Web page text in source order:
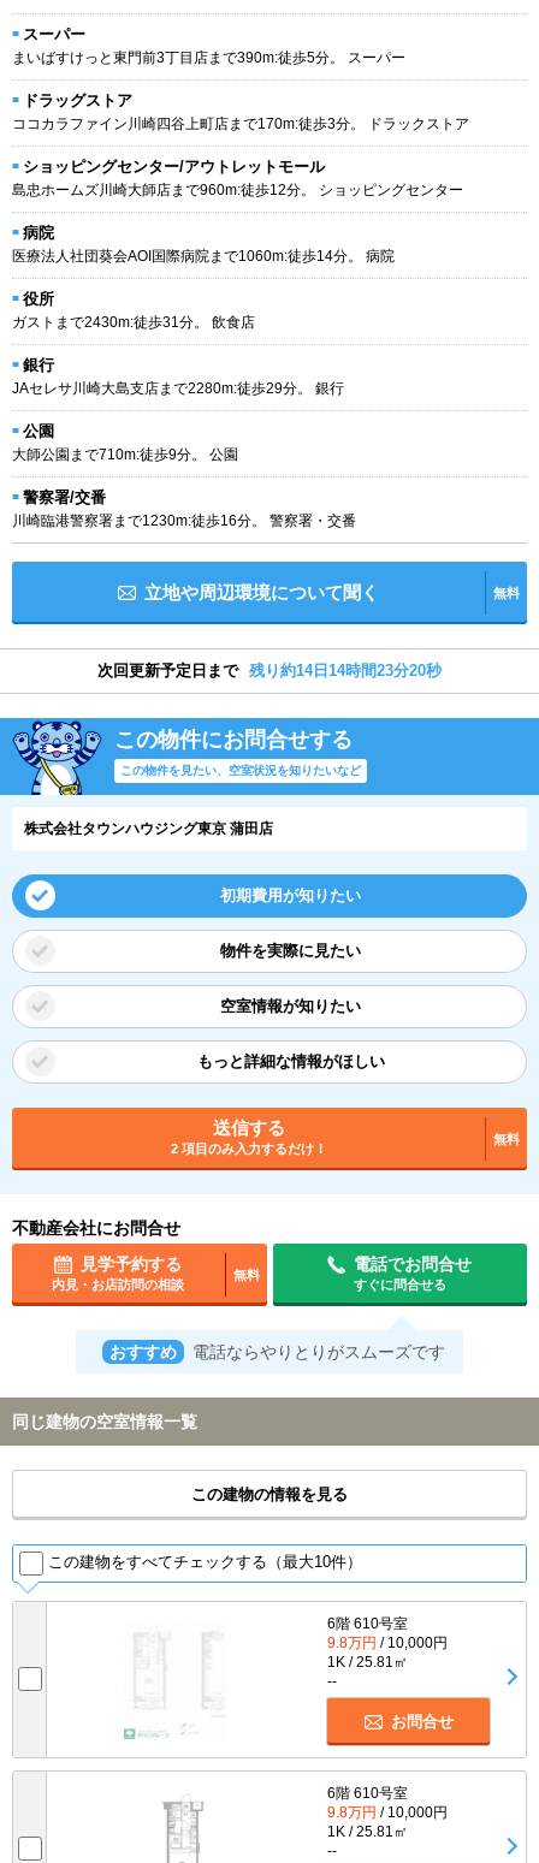
スーパー
まいばすけっと東門前3丁目店まで390m:徒歩5分。 スーパー
ドラッグストア
ココカラファイン川崎四谷上町店まで170m:徒歩3分。 ドラックストア
ショッピングセンター/アウトレットモール
島忠ホームズ川崎大師店まで960m:徒歩12分。 ショッピングセンター
病院
医療法人社団葵会AOI国際病院まで1060m:徒歩14分。 病院
役所
ガストまで2430m:徒歩31分。 飲食店
銀行
JAセレサ川崎大島支店まで2280m:徒歩29分。 銀行
公園
大師公園まで710m:徒歩9分。 公園
警察署/交番
川崎臨港警察署まで1230m:徒歩16分。 警察署・交番
立地や周辺環境について聞く 無料
次回更新予定日まで 残り約14日14時間23分19秒
この物件にお問合せする
この物件を見たい、空室状況を知りたいなど
株式会社タウンハウジング東京 蒲田店
初期費用が知りたい
物件を実際に見たい
空室情報が知りたい
もっと詳細な情報がほしい
送信する
2 項目のみ入力するだけ！
無料
不動産会社にお問合せ
見学予約する
内見・お店訪問の相談
無料
電話でお問合せ
すぐに問合せる
おすすめ 電話ならやりとりがスムーズです
同じ建物の空室情報一覧
この建物の情報を見る
この建物をすべてチェックする（最大10件）
6階 610号室
9.8万円 / 10,000円
1K / 25.81㎡
--
お問合せ
6階 610号室
9.8万円 / 10,000円
1K / 25.81㎡
--